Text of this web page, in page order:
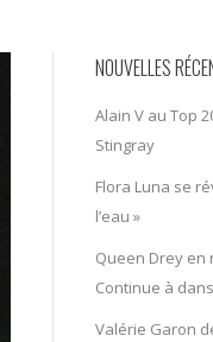
NOUVELLES
Alain V au Top
Stingray
Flora Luna se
l’eau »
Queen Drey en
Continue à
Valérie Garon